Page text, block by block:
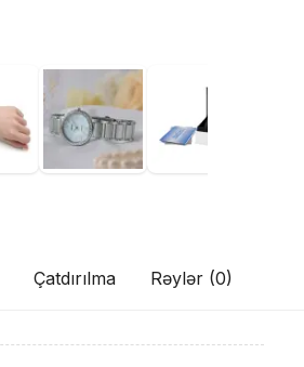
Çatdırılma Rəylər (0)